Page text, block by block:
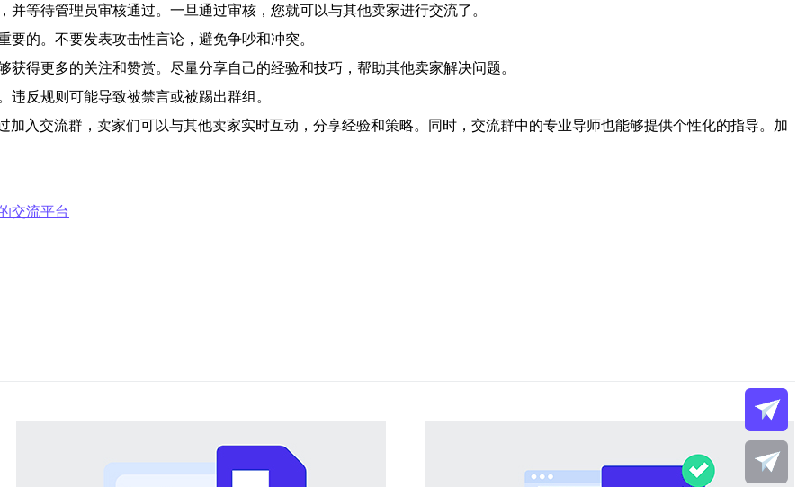
等待管理员审核通过。一旦通过审核，您就可以与其他卖家进行交流了。
的。不要发表攻击性言论，避免争吵和冲突。
得更多的关注和赞赏。尽量分享自己的经验和技巧，帮助其他卖家解决问题。
反规则可能导致被禁言或被踢出群组。
入交流群，卖家们可以与其他卖家实时互动，分享经验和策略。同时，交流群中的专业导师也能够提供个性化的指导。加
交流平台